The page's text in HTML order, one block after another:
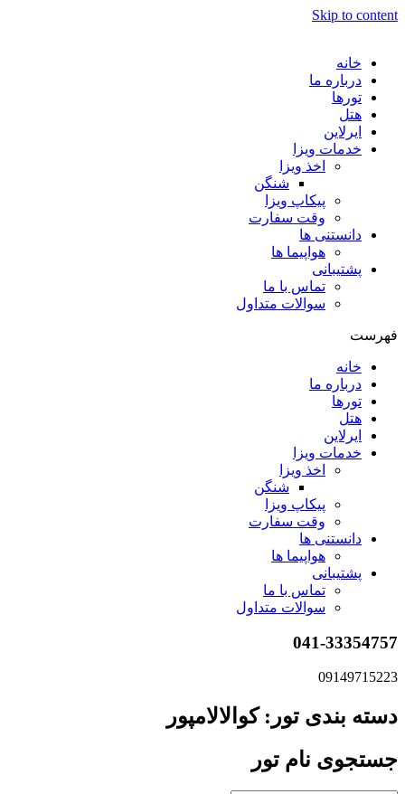
Skip to content
خانه
درباره ما
تورها
هتل
ایرلاین
خدمات ویزا
اخذ ویزا
شنگن
پیکاپ ویزا
وقت سفارت
دانستنی ها
هواپیما ها
پشتیبانی
تماس با ما
سوالات متداول
فهرست
خانه
درباره ما
تورها
هتل
ایرلاین
خدمات ویزا
اخذ ویزا
شنگن
پیکاپ ویزا
وقت سفارت
دانستنی ها
هواپیما ها
پشتیبانی
تماس با ما
سوالات متداول
041-33354757
09149715223
دسته بندی تور: کوالالامپور
جستجوی نام تور